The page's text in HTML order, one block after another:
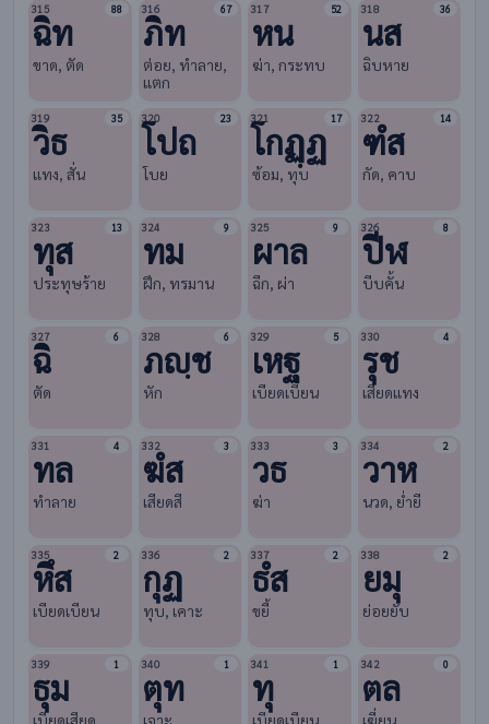
315 88
ฉิท
ขาด, ตัด
316 67
ภิท
ต่อย, ทำลาย,
แตก
317 52
หน
ฆ่า, กระทบ
318 36
นส
ฉิบหาย
319 35
วิธ
แทง, สั่น
320 23
โปถ
โบย
321 17
โกฏฺฏ
ซ้อม, ทุบ
322 14
ฑํส
กัด, คาบ
323 13
ทุส
ประทุษร้าย
324 9
ทม
ฝึก, ทรมาน
325 9
ผาล
ฉีก, ผ่า
326 8
ปีฬ
บีบคั้น
327 6
ฉิ
ตัด
328 6
ภญฺช
หัก
329 5
เหฐ
เบียดเบียน
330 4
รุช
เสียดแทง
331 4
ทล
ทำลาย
332 3
ฆํส
เสียดสี
333 3
วธ
ฆ่า
334 2
วาห
นวด, ยํ่ายี
335 2
หึส
เบียดเบียน
336 2
กุฏ
ทุบ, เคาะ
337 2
ธํส
ขยี้
338 2
ยมุ
ย่อยยับ
339 1
ธุม
เบียดเสียด
340 1
ตุท
เจาะ
341 1
ทุ
เบียดเบียน
342 0
ตล
เฆี่ยน